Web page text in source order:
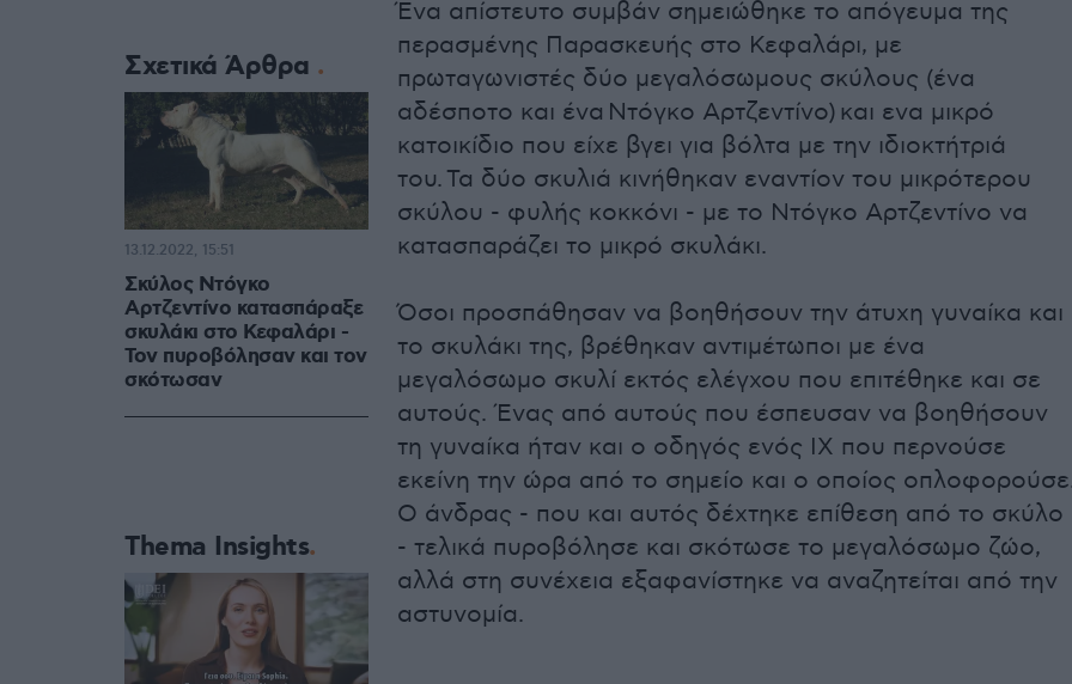
Ένα απίστευτο συμβάν σημειώθηκε το απόγευμα της
περασμένης Παρασκευής στο Κεφαλάρι, με
πρωταγωνιστές δύο μεγαλόσωμους σκύλους (ένα
αδέσποτο και ένα Ντόγκο Αρτζεντίνο) και ενα μικρό
κατοικίδιο που είχε βγει για βόλτα με την ιδιοκτήτριά
του. Τα δύο σκυλιά κινήθηκαν εναντίον του μικρότερου
σκύλου - φυλής κοκκόνι - με το Ντόγκο Αρτζεντίνο να
κατασπαράζει το μικρό σκυλάκι.
Όσοι προσπάθησαν να βοηθήσουν την άτυχη γυναίκα και
το σκυλάκι της, βρέθηκαν αντιμέτωποι με ένα
μεγαλόσωμο σκυλί εκτός ελέγχου που επιτέθηκε και σε
αυτούς. Ένας από αυτούς που έσπευσαν να βοηθήσουν
τη γυναίκα ήταν και ο οδηγός ενός ΙΧ που περνούσε
εκείνη την ώρα από το σημείο και ο οποίος
Ο άνδρας - που και αυτός δέχτηκε επίθεση από το σκύλο
- τελικά πυροβόλησε και σκότωσε το μεγαλόσωμο ζώο,
αλλά στη συνέχεια εξαφανίστηκε να αναζητείται από την
αστυνομία.
Σχετικά Άρθρα
Σκύλος Ντόγκο
Αρτζεντίνο κατασπάραξε
σκυλάκι στο Κεφαλάρι -
Τον πυροβόλησαν και τον
σκότωσαν
13.12.2022, 15:51
Thema Insights